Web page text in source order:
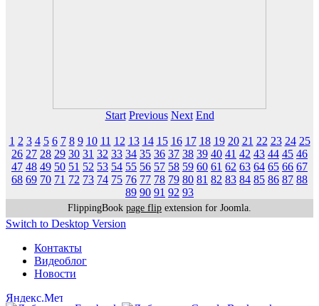
Start Previous Next End
1 2 3 4 5 6 7 8 9 10 11 12 13 14 15 16 17 18 19 20 21 22 23 24 25
26 27 28 29 30 31 32 33 34 35 36 37 38 39 40 41 42 43 44 45 46
47 48 49 50 51 52 53 54 55 56 57 58 59 60 61 62 63 64 65 66 67
68 69 70 71 72 73 74 75 76 77 78 79 80 81 82 83 84 85 86 87 88
89 90 91 92 93
FlippingBook page flip extension for Joomla.
Switch to Desktop Version
Контакты
Видеоблог
Новости